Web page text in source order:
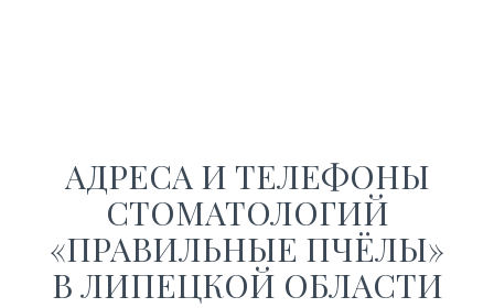
АДРЕСА И ТЕЛЕФОНЫ
СТОМАТОЛОГИЙ
«ПРАВИЛЬНЫЕ ПЧЁЛЫ»
В ЛИПЕЦКОЙ ОБЛАСТИ